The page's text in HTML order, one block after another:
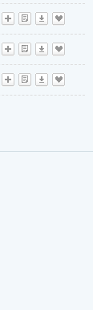
播 歌 下 收
播 歌 下 收
播 歌 下 收